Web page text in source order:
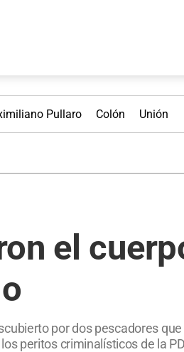
Pullaro Colón Unión
el
por dos pescadores
peritos criminalísticos de la